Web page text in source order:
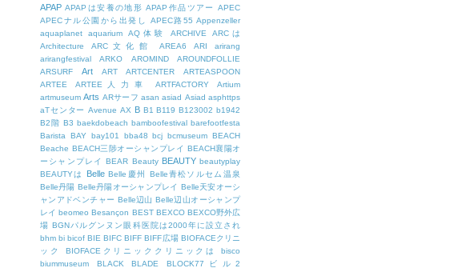
APAP APAPは安養の地形 APAP作品ツアー
APEC
APECナル公園から出発し
APEC路55 Appenzeller
aquaplanet
aquarium AQ体験 ARCHIVE
ARCは
Architecture
ARC文化館 AREA6 ARI
arirang
arirangfestival
ARKO AROMIND
AROUNDFOLLIE
ARSURF
Art ART ARTCENTER
ARTEASPOON
ARTEE
ARTEE人力車 ARTFACTORY
Artium
artmuseum Arts ARサーフ asan asiad Asiad asphttps
aTセンター Avenue AX B B1 B119 B123002 b1942
B2階 B3 baekdobeach bamboofestival barefootfesta
Barista
BAY bay101 bba48 bcj bcmuseum BEACH
Beache BEACH三陟オーシャンプレイ BEACH襄陽オ
ーシャンプレイ
BEAR Beauty BEAUTY beautyplay
BEAUTYは
Belle Belle慶州
Belle青松ソルセム温泉
Belle丹陽 Belle丹陽オーシャンプレイ Belle天安オーシ
ャンアドベンチャー Belle辺山 Belle辺山オーシャンプ
レイ beomeo Besançon BEST BEXCO BEXCO野外広
場 BGNパルグンヌン眼科医院は2000年に設立され
bhm bi bicof BIE BIFC BIFF BIFF広場 BIOFACEクリニ
ック
BIOFACEクリニッククリニックは
bisco
biummuseum
BLACK BLADE
BLOCK77ビル2